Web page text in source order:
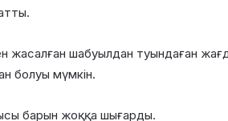
жасалған шабуылдан туындаған
болуы мүмкін.
барын жоққа шығарды.